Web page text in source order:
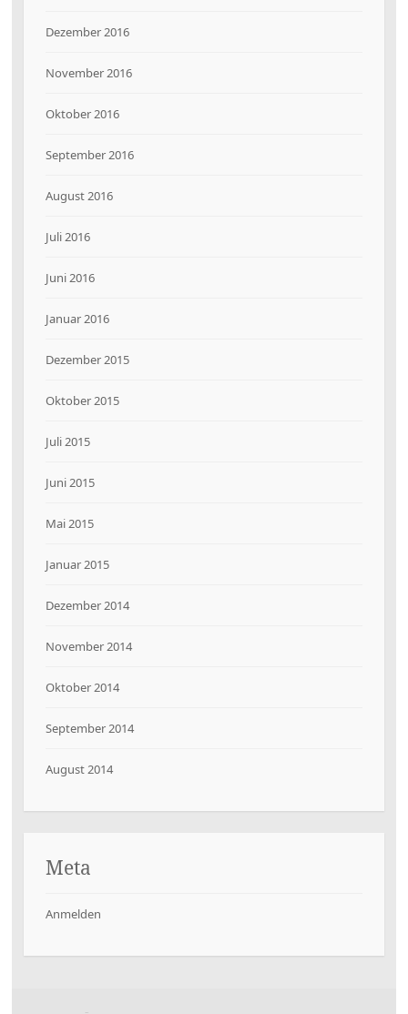
Dezember 2016
November 2016
Oktober 2016
September 2016
August 2016
Juli 2016
Juni 2016
Januar 2016
Dezember 2015
Oktober 2015
Juli 2015
Juni 2015
Mai 2015
Januar 2015
Dezember 2014
November 2014
Oktober 2014
September 2014
August 2014
Meta
Anmelden